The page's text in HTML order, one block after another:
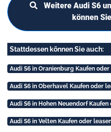
Weitere Audi S6
können
Stattdessen können Sie auch:
Audi S6 in Oranienburg Kaufen oder
Audi S6 in Oberhavel Kaufen oder
Audi S6 in Hohen Neuendorf Kaufen
Audi S6 in Velten Kaufen oder